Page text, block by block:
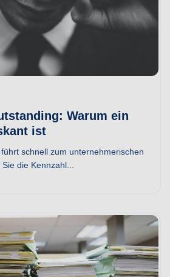
Warum ein
ist
schnell zum unternehmerischen
die Kennzahl...